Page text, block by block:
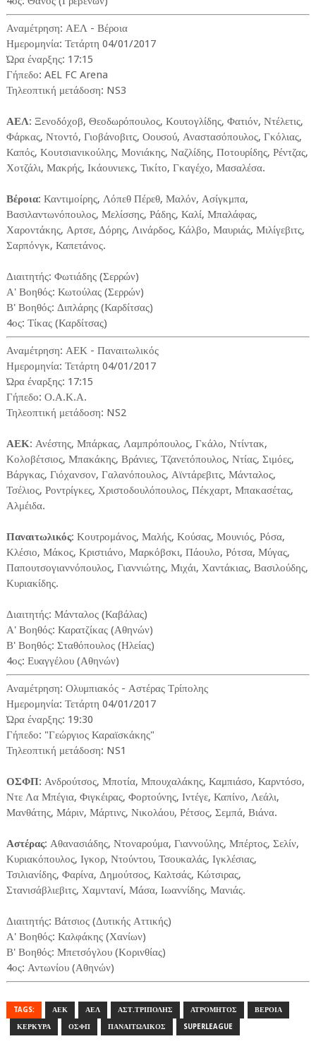
Αναμέτρηση: ΑΕΛ - Βέροια
Ημερομηνία: Τετάρτη 04/01/2017
Ώρα έναρξης: 17:15
Γήπεδο: AEL FC Arena
Τηλεοπτική μετάδοση: NS3
ΑΕΛ: Ξενοδόχοβ, Θεοδωρόπουλος, Κουτογλίδης, Φατιόν, Ντέλετις,
Φάρκας, Ντοντό, Γιοβάνοβιτς, Οουσού, Αναστασόπουλος, Γκόλιας,
Καπός, Κουτσιανικούλης, Μονιάκης, Ναζλίδης, Ποτουρίδης, Ρέντζας,
Χοτζάλι, Μακρής, Ικάουνιεκς, Τικίτο, Γκαγέχο, Μασαλέσα.
Βέροια: Καντιμοίρης, Λόπεθ Πέρεθ, Μαλόν, Ασίγκμπα,
Βασιλαντωνόπουλος, Μελίσσης, Ράδης, Καλί, Μπαλάφας,
Χαροντάκης, Αρτσε, Δόρης, Λινάρδος, Κάλβο, Μαυριάς, Μιλίγεβιτς,
Σαρπόνγκ, Καπετάνος.
Διαιτητής: Φωτιάδης (Σερρών)
Α' Βοηθός: Κωτούλας (Σερρών)
Β' Βοηθός: Διπλάρης (Καρδίτσας)
4ος: Τίκας (Καρδίτσας)
Αναμέτρηση: ΑΕΚ - Παναιτωλικός
Ημερομηνία: Τετάρτη 04/01/2017
Ώρα έναρξης: 17:15
Γήπεδο: Ο.Α.Κ.Α.
Τηλεοπτική μετάδοση: NS2
ΑΕΚ: Ανέστης, Μπάρκας, Λαμπρόπουλος, Γκάλο, Ντίντακ,
Κολοβέτσιος, Μπακάκης, Βράνιες, Τζανετόπουλος, Ντίας, Σιμόες,
Βάργκας, Γιόχανσον, Γαλανόπουλος, Αϊντάρεβιτς, Μάνταλος,
Τσέλιος, Ροντρίγκες, Χριστοδουλόπουλος, Πέκχαρτ, Μπακασέτας,
Αλμέιδα.
Παναιτωλικός: Κουτρομάνος, Μαλής, Κούσας, Μουνιός, Ρόσα,
Κλέσιο, Μάκος, Κριστιάνο, Μαρκόβσκι, Πάουλο, Ρότσα, Μύγας,
Παπουτσογιαννόπουλος, Γιαννιώτης, Μιχάι, Χαντάκιας, Βασιλούδης,
Κυριακίδης.
Διαιτητής: Μάνταλος (Καβάλας)
Α' Βοηθός: Καρατζίκας (Αθηνών)
Β' Βοηθός: Σταθόπουλος (Ηλείας)
4ος: Ευαγγέλου (Αθηνών)
Αναμέτρηση: Ολυμπιακός - Αστέρας Τρίπολης
Ημερομηνία: Τετάρτη 04/01/2017
Ώρα έναρξης: 19:30
Γήπεδο: "Γεώργιος Καραϊσκάκης"
Τηλεοπτική μετάδοση: NS1
ΟΣΦΠ: Ανδρούτσος, Μποτία, Μπουχαλάκης, Καμπιάσο, Καρντόσο,
Ντε Λα Μπέγια, Φιγκέιρας, Φορτούνης, Ιντέγε, Καπίνο, Λεάλι,
Μανθάτης, Μάριν, Μάρτινς, Νικολάου, Ρέτσος, Σεμπά, Βιάνα.
Αστέρας: Αθανασιάδης, Ντοναρούμα, Γιαννούλης, Μπέρτος, Σελίν,
Κυριακόπουλος, Ιγκορ, Ντούντου, Τσουκαλάς, Ιγκλέσιας,
Τσιλιανίδης, Φαρίνα, Δημούτσος, Καλτσάς, Κώτσιρας,
Στανισάβλιεβιτς, Χαμντανί, Μάσα, Ιωαννίδης, Μανιάς.
Διαιτητής: Βάτσιος (Δυτικής Αττικής)
Α' Βοηθός: Καλφάκης (Χανίων)
Β' Βοηθός: Μπετσόγλου (Κορινθίας)
4ος: Αντωνίου (Αθηνών)
TAGS: ΑΕΚ ΑΕΛ ΑΣΤ.ΤΡΙΠΟΛΗΣ ΑΤΡΟΜΗΤΟΣ ΒΕΡΟΙΑ
ΚΕΡΚΥΡΑ ΟΣΦΠ ΠΑΝΑΙΤΩΛΙΚΟΣ SUPERLEAGUE